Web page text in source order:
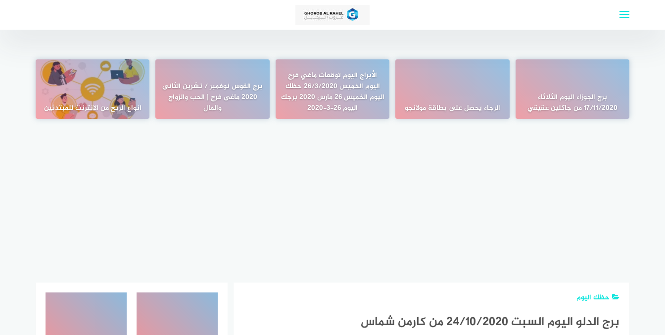
برج الجوزاء اليوم الثلاثاء
17/11/2020 من جاكلين عقيقي
الرجاء يحصل على بطاقة مولانجو
الأبراج اليوم توقعات ماغي فرح
اليوم الخميس 26/3/2020 حظك
اليوم الخميس 26 مارس 2020 برجك
اليوم 26-3-2020
برج القوس نوفمبر / تشرين الثانى
2020 ماغى فرح | الحب والزواج
والمال
انواع الربح من الانترنت للمبتدئين
حظك اليوم
برج الدلو اليوم السبت 24/10/2020 من كارمن شماس